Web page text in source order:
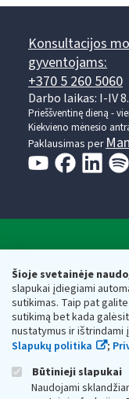
Šioje svetainėje
slapukai įdiegiami
sutikimas. Taip pat
sutikimą bet kada
nustatymus ir ištrindami
Slapukų politika
;
Būtinieji slapukai
Naudojami
Konsultacijos
gyventojams:
+370 5 260 5060
Darbo laikas: I-IV
Prieššventinę dieną -
Kiekvieno mėnesio
Paklausimas per
Valstybinė
Respublikos
Biudžetinė įstaiga.
adresas: Vasario 16-
vmi@vmi.lt , E.
Duomenys apie
Respublikos finansų